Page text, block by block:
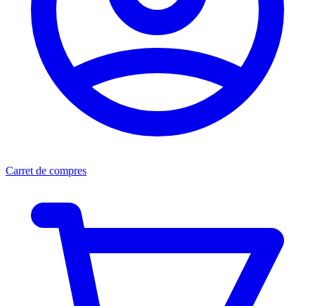
Carret de compres